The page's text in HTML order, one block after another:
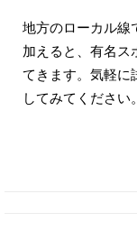
地方のローカル線
加えると、有名ス
てきます。気軽に
してみてください。